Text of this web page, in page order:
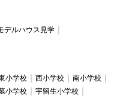
デルハウス見学
小学校 西小学校
南小学校
小学校
宇留生小学校